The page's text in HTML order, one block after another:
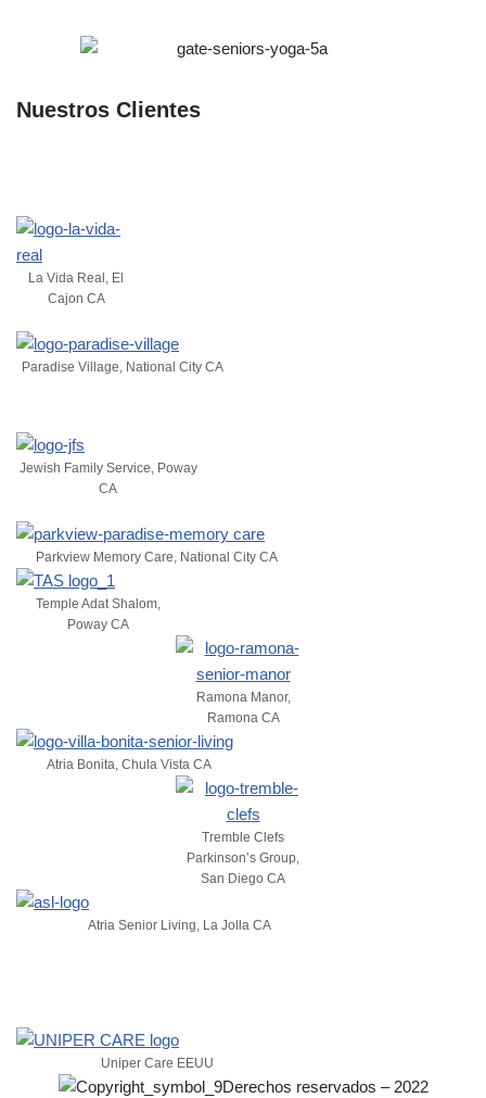
Nuestros Clientes
La Vida Real, El
Cajon CA
Paradise Village, National City CA
Jewish Family Service, Poway
CA
Parkview Memory Care, National City CA
Temple Adat Shalom,
Poway CA
Ramona Manor,
Ramona CA
Atria Bonita, Chula Vista CA
Tremble Clefs
Parkinson’s Group,
San Diego CA
Atria Senior Living, La Jolla CA
Uniper Care EEUU
Derechos reservados – 2022